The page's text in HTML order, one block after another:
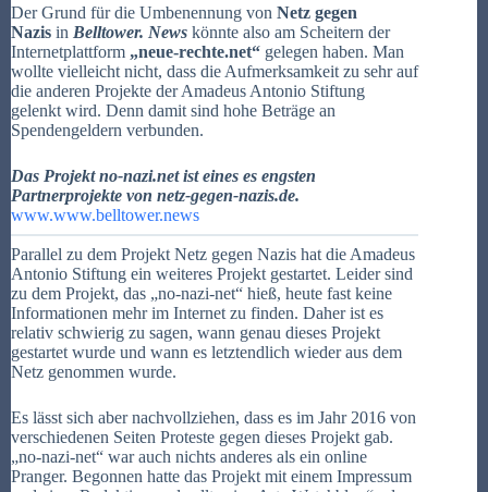
Der Grund für die Umbenennung von Netz gegen
Nazis in Belltower. News könnte also am Scheitern der
Internetplattform „neue-rechte.net“ gelegen haben. Man
wollte vielleicht nicht, dass die Aufmerksamkeit zu sehr auf
die anderen Projekte der Amadeus Antonio Stiftung
gelenkt wird. Denn damit sind hohe Beträge an
Spendengeldern verbunden.
Das Projekt no-nazi.net ist eines es engsten
Partnerprojekte von netz-gegen-nazis.de.
www.www.belltower.news
Parallel zu dem Projekt Netz gegen Nazis hat die Amadeus
Antonio Stiftung ein weiteres Projekt gestartet. Leider sind
zu dem Projekt, das „no-nazi-net“ hieß, heute fast keine
Informationen mehr im Internet zu finden. Daher ist es
relativ schwierig zu sagen, wann genau dieses Projekt
gestartet wurde und wann es letztendlich wieder aus dem
Netz genommen wurde.
Es lässt sich aber nachvollziehen, dass es im Jahr 2016 von
verschiedenen Seiten Proteste gegen dieses Projekt gab.
„no-nazi-net“ war auch nichts anderes als ein online
Pranger. Begonnen hatte das Projekt mit einem Impressum